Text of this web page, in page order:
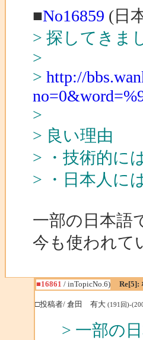
■No16859 (日
> 探してきま
>
>http://
>
> 良い理由
> ・技術的に
> ・日本人に
一部の日本語
今も使われて
■16861 / inTopicNo.6) Re[5]:
□投稿者/ 倉田 有大 (191回)-
> 一部の